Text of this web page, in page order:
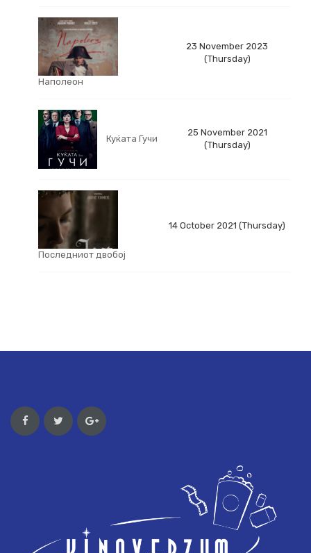
Наполеон
23 November 2023
(Thursday)
Куќата Гучи
25 November 2021
(Thursday)
Последниот двобој
14 October 2021 (Thursday)